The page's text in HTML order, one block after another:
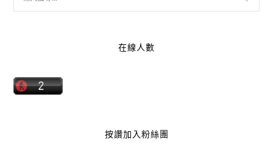
在線人數
按讚加入粉絲團